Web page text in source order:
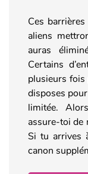
Ces
aliens
auras
Certains
plusieurs fois
disposes
limitée.
assure-toi de
Si tu arrives
canon